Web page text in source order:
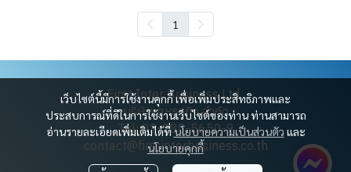
1
เว็บไซต์นี้มีการใช้งานคุกกี้ เพื่อเพิ่มประสิทธิภาพและ
ประสบการณ์ที่ดีในการใช้งานเว็บไซต์ของท่าน ท่านสามารถ
อ่านรายละเอียดเพิ่มเติมได้ที่นโยบายความเป็นส่วนตัว และ
นโยบายคุกกี้
First Inter Business Ltd.
บริษัท สหธุรกิจ จำกัด
Tel: 02-280-5650-9
contact@firstinterbusiness.co.th